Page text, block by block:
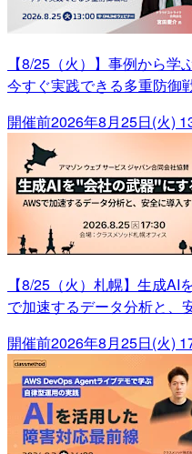
【8/25（火）】事例から
今すぐ実践できる多重防御
開催前2026年8月25日(火)
【8/25（火）札幌】生成AI
で加速するデータ分析と、
開催前2026年8月25日(火)